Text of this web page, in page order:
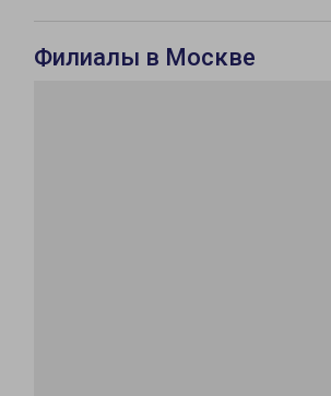
Филиалы в Москве